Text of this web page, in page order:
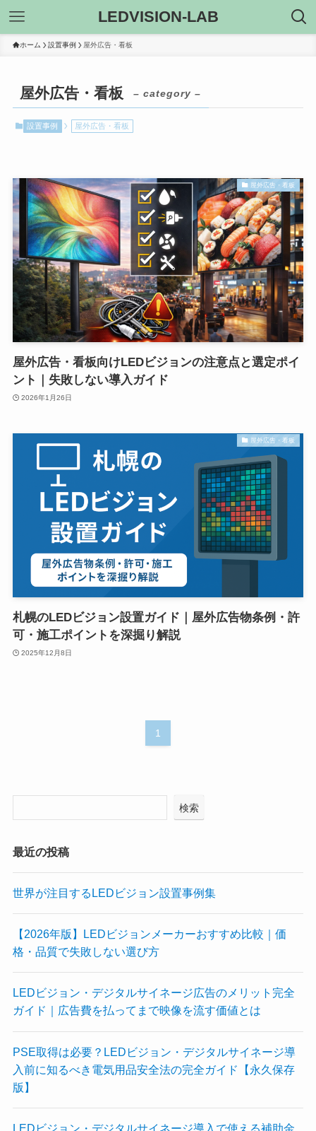
LEDVISION-LAB
ホーム 設置事例 屋外広告・看板
屋外広告・看板 – category –
設置事例 屋外広告・看板
屋外広告・看板
屋外広告・看板向けLEDビジョンの注意点と選定ポイ
ント｜失敗しない導入ガイド
2026年1月26日
屋外広告・看板
札幌のLEDビジョン設置ガイド｜屋外広告物条例・許
可・施工ポイントを深掘り解説
2025年12月8日
1
検索
最近の投稿
世界が注目するLEDビジョン設置事例集
【2026年版】LEDビジョンメーカーおすすめ比較｜価
格・品質で失敗しない選び方
LEDビジョン・デジタルサイネージ広告のメリット完全
ガイド｜広告費を払ってまで映像を流す価値とは
PSE取得は必要？LEDビジョン・デジタルサイネージ導
入前に知るべき電気用品安全法の完全ガイド【永久保存
版】
LEDビジョン・デジタルサイネージ導入で使える補助金